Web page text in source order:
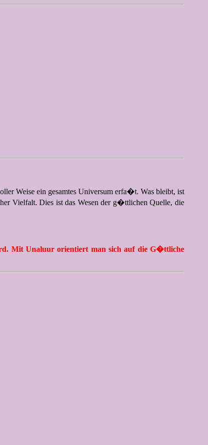
Weise ein gesamtes Universum erfa�t. Was bleibt, ist
Vielfalt. Dies ist das Wesen der g�ttlichen Quelle, die
Mit Unaluur orientiert man sich auf die G�ttliche